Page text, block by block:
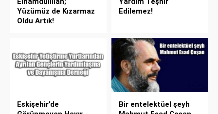
Yüzümüz de Kızarmaz
Oldu Artık!
Edilemez!
Eskişehir’de
Bir entelektüel şeyh